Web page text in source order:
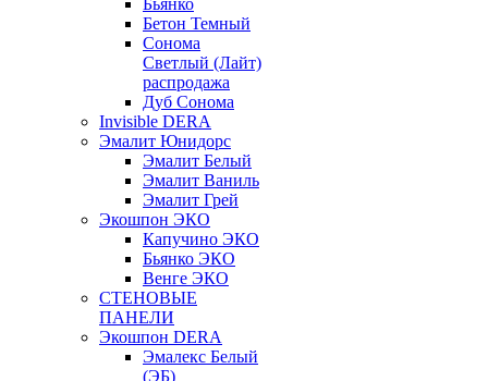
Бьянко
Бетон Темный
Сонома
Светлый (Лайт)
распродажа
Дуб Сонома
Invisible DERA
Эмалит Юнидорс
Эмалит Белый
Эмалит Ваниль
Эмалит Грей
Экошпон ЭКО
Капучино ЭКО
Бьянко ЭКО
Венге ЭКО
СТЕНОВЫЕ
ПАНЕЛИ
Экошпон DERA
Эмалекс Белый
(ЭБ)